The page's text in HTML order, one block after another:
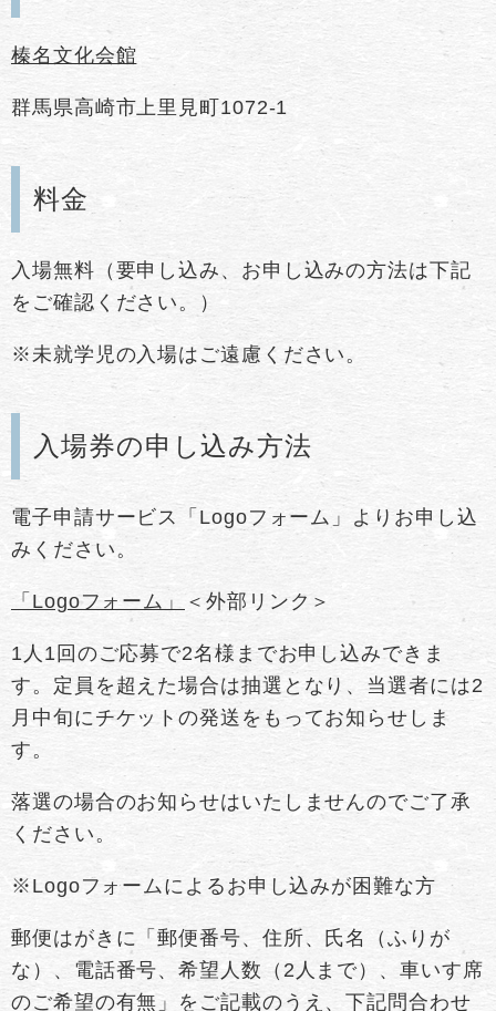
榛名文化会館
群馬県高崎市上里見町1072-1
料金
入場無料（要申し込み、お申し込みの方法は下記
をご確認ください。）
※未就学児の入場はご遠慮ください。
入場券の申し込み方法
電子申請サービス「Logoフォーム」よりお申し込
みください。
「Logoフォーム」 ＜外部リンク＞
1人1回のご応募で2名様までお申し込みできま
す。定員を超えた場合は抽選となり、当選者には2
月中旬にチケットの発送をもってお知らせしま
す。
落選の場合のお知らせはいたしませんのでご了承
ください。
※Logoフォームによるお申し込みが困難な方
郵便はがきに「郵便番号、住所、氏名（ふりが
な）、電話番号、希望人数（2人まで）、車いす席
のご希望の有無」をご記載のうえ、下記問合わせ